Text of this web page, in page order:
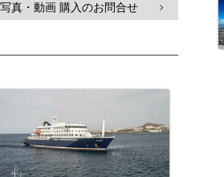
真・動画 購入のお問合せ >